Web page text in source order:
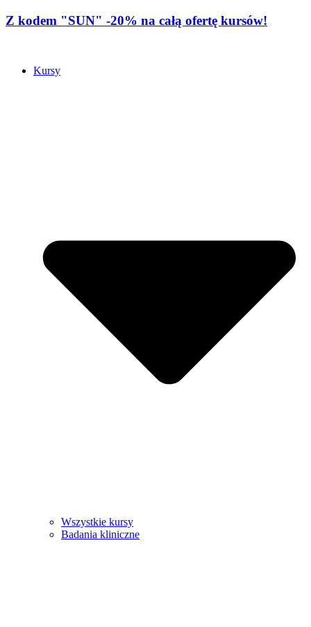
Z kodem "SUN" -20% na całą ofertę kursów!
Kursy
Wszystkie kursy
Badania kliniczne